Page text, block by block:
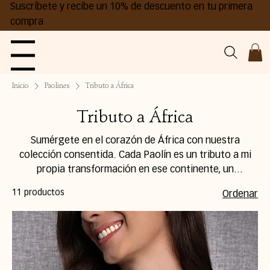
Suscríbete y recibe un 10% de descuento en tu primera
compra
Inicio Paolines Tributo a África
Tributo a África
Sumérgete en el corazón de África con nuestra
colección consentida. Cada Paolín es un tributo a mi
propia transformación en ese continente, un
que solo a través de la perseverancia y el coraje es
posible cumplir nuestros sueños.
11 productos Ordenar